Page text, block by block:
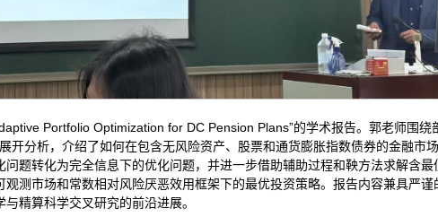
Portfolio Optimization for DC Pension Plans”的学术报告。郭老师围绕
开分析，介绍了如何在包含无风险资产、股票和通货膨胀指数债券的金融市
题转化为完全信息下的优化问题，并进一步借助辅助过程和鞅方法求解含
测市场和常数相对风险厌恶效用框架下的最优投资策略。报告内容兼具严谨
精算科学交叉研究的前沿进展。